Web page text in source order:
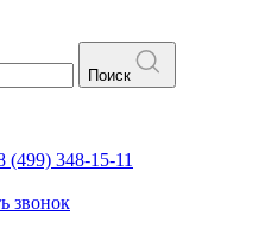
Поиск
(499) 348-15-11
звонок